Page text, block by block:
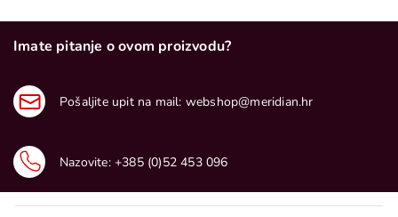
Imate pitanje o ovom proizvodu?
Pošaljite upit na mail: webshop@meridian.hr
Nazovite: +385 (0)52 453 096